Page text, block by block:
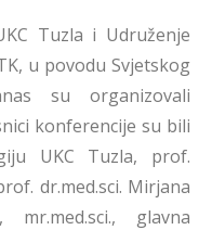
Tuzla i Udruženje
u povodu Svjetskog
su organizovali
konferencije su bili
UKC Tuzla, prof.
dr.med.sci. Mirjana
glavna